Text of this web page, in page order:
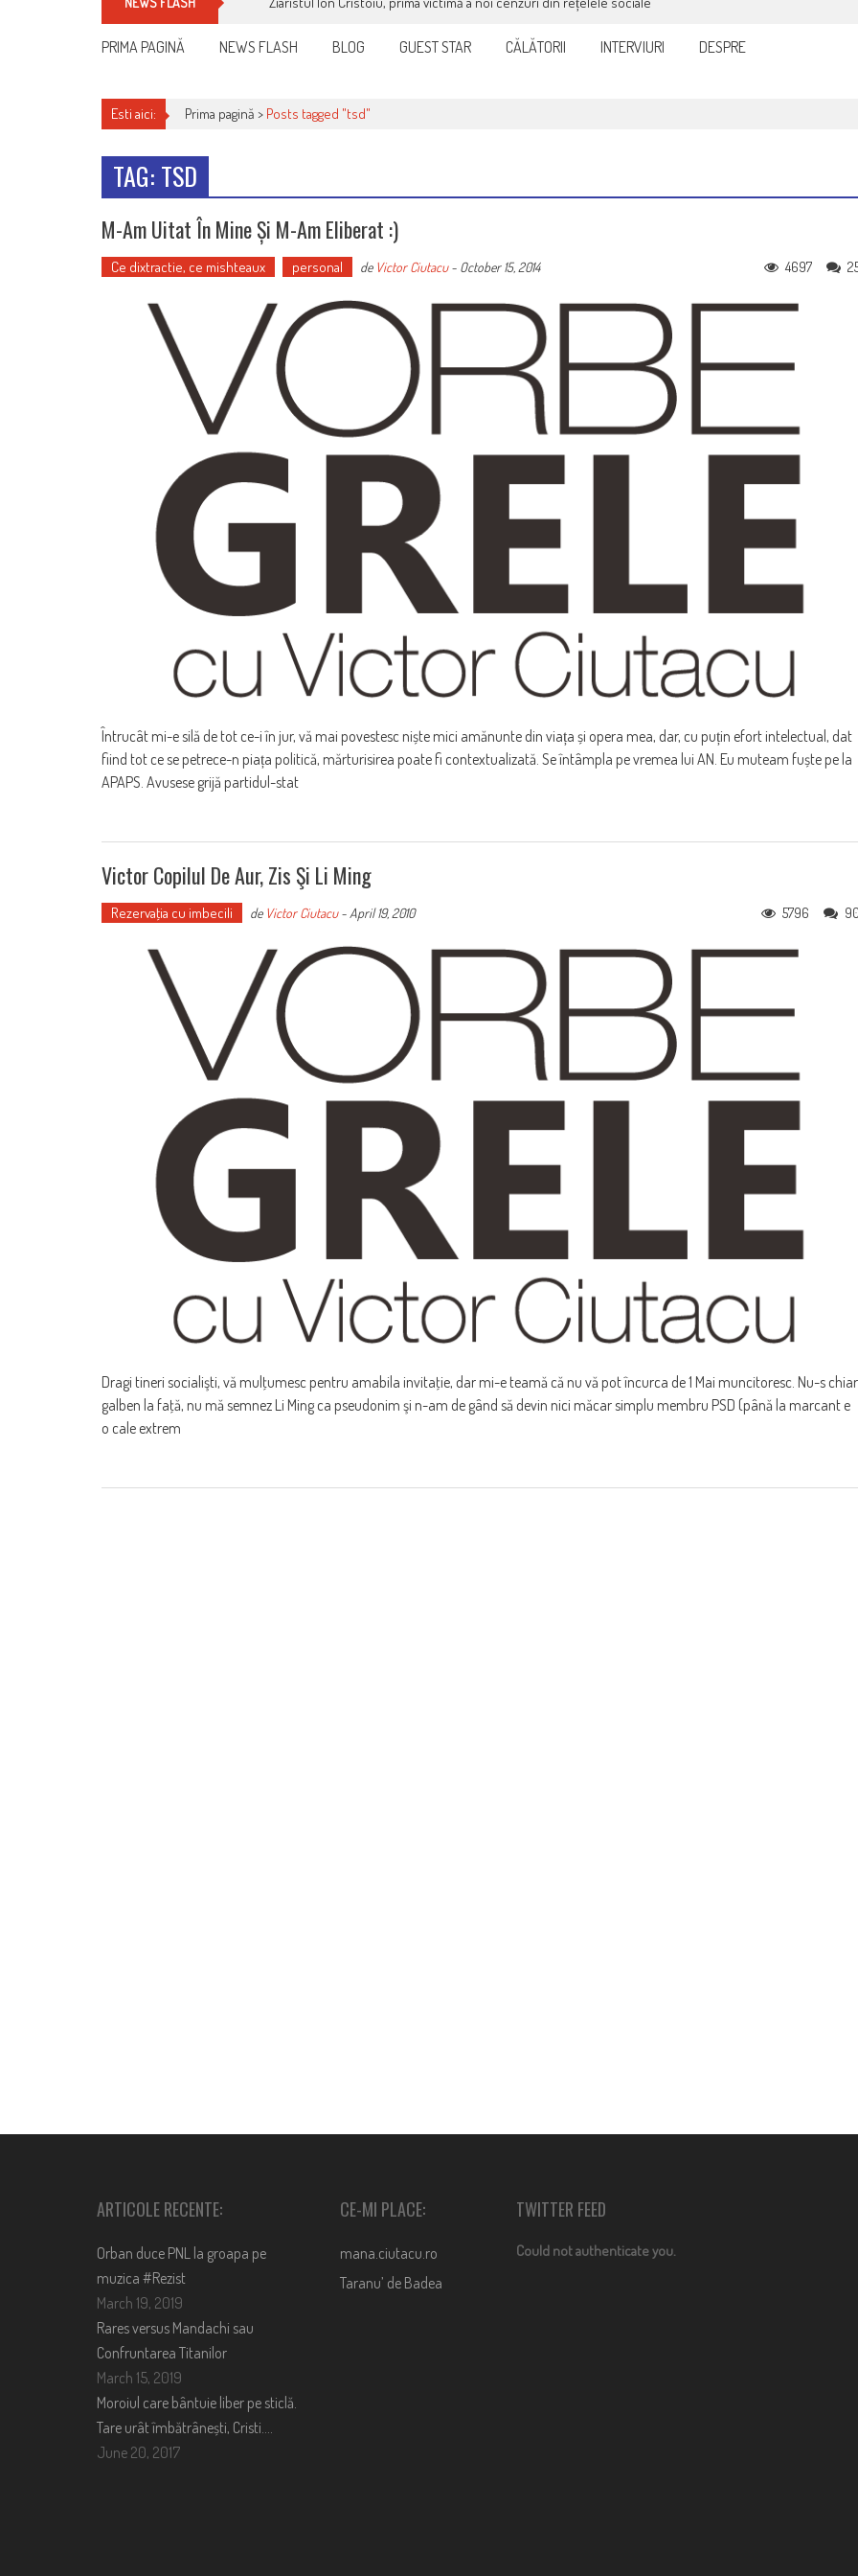
PRIMA PAGINĂ NEWS FLASH BLOG GUEST STAR CĂLĂTORII INTERVIURI DESPRE
Esti aici: Prima pagină > Posts tagged "tsd"
TAG: TSD
M-Am Uitat În Mine Și M-Am Eliberat :)
Ce dixtractie, ce mishteaux personal de Victor Ciutacu- October 15, 2014 4697
Întrucât mi-e silă de tot ce-i în jur, vă mai povestesc niște mici amănunte din viața și opera mea, dar, cu puțin efort intelectual, dat
fiind tot ce se petrece-n piața politică, mărturisirea poate fi contextualizată. Se întâmpla pe vremea lui AN. Eu muteam fuște pe la
APAPS. Avusese grijă partidul-stat
Victor Copilul De Aur, Zis Şi Li Ming
Rezervaţia cu imbecili de Victor Ciutacu- April 19, 2010 5796
Dragi tineri socialişti, vă mulţumesc pentru amabila invitaţie, dar mi-e teamă că nu vă pot încurca de 1 Mai muncitoresc. Nu-s chiar
galben la faţă, nu mă semnez Li Ming ca pseudonim şi n-am de gând să devin nici măcar simplu membru PSD (până la marcant e
o cale extrem
ARTICOLE RECENTE:
Orban duce PNL la groapa pe
muzica #Rezist
March 19, 2019
Rares versus Mandachi sau
Confruntarea Titanilor
March 15, 2019
Moroiul care bântuie liber pe sticlă.
Tare urât îmbătrânești, Cristi….
June 20, 2017
CE-MI PLACE:
mana.ciutacu.ro
Taranu’ de Badea
TWITTER FEED
Could not authenticate you.